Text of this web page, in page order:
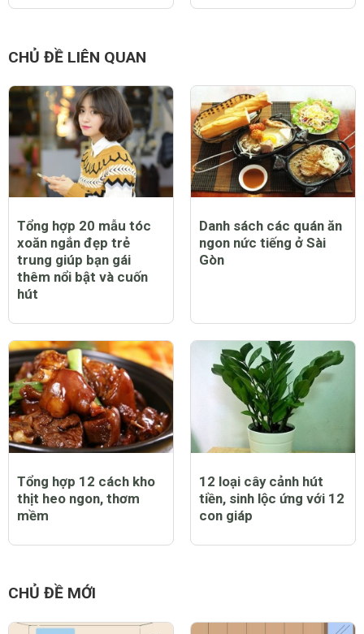
CHỦ ĐỀ LIÊN QUAN
Tổng hợp 20 mẫu tóc
xoăn ngắn đẹp trẻ
trung giúp bạn gái
thêm nổi bật và cuốn
hút
Danh sách các quán ăn
ngon nức tiếng ở Sài
Gòn
Tổng hợp 12 cách kho
thịt heo ngon, thơm
mềm
12 loại cây cảnh hút
tiền, sinh lộc ứng với 12
con giáp
CHỦ ĐỀ MỚI